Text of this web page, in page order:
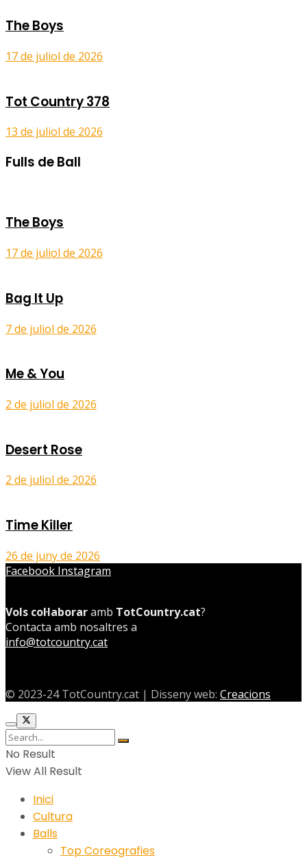
The Boys
17 de juliol de 2026
Tot Country 378
13 de juliol de 2026
Fulls de Ball
The Boys
17 de juliol de 2026
Bag It Up
7 de juliol de 2026
Me & You
2 de juliol de 2026
Desert Rose
2 de juliol de 2026
Time Killer
26 de juny de 2026
Facebook Instagram
Vols col·laboraramb TotCountry.cat?
Contacta amb nosaltres a
info@totcountry.cat
© 2023-24 TotCountry.cat | Disseny web: Creacions
No Result
View All Result
Inici
Cultura
Balls
Top Coreografies